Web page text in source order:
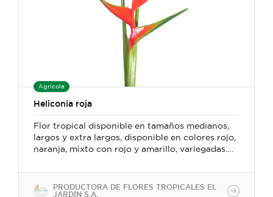
Agrícola
Heliconia roja
Flor tropical disponible en tamaños medianos,
largos y extra largos, disponible en colores rojo,
naranja, mixto con rojo y amarillo, variegadas.
y como valor agregado tenemos el producto
abrillantador, y presentación con bolsa plástica
PRODUCTORA DE FLORES TROPICALES EL
JARDÍN S.A.